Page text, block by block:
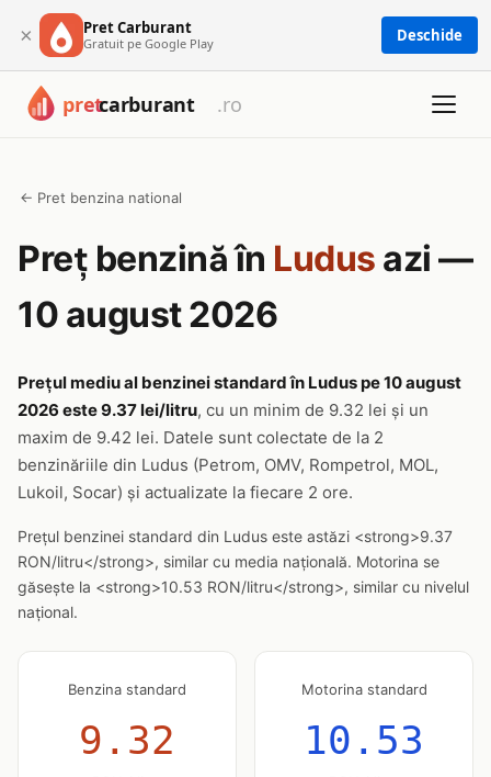
× Pret Carburant
Gratuit pe Google Play Deschide
← Pret benzina national
Preț benzină în Ludus azi —
10 august 2026
Prețul mediu al benzinei standard în Ludus pe 10 august
2026 este 9.37 lei/litru, cu un minim de 9.32 lei și un
maxim de 9.42 lei. Datele sunt colectate de la 2
benzinăriile din Ludus (Petrom, OMV, Rompetrol, MOL,
Lukoil, Socar) și actualizate la fiecare 2 ore.
Prețul benzinei standard din Ludus este astăzi <strong>9.37
RON/litru</strong>, similar cu media națională. Motorina se
găsește la <strong>10.53 RON/litru</strong>, similar cu nivelul
național.
Benzina standard
9.32
Motorina standard
10.53